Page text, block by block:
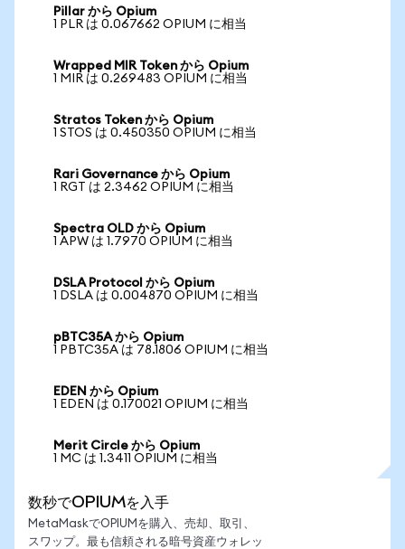
Pillar から Opium
1 PLR は 0.067662 OPIUM に相当
Wrapped MIR Token から Opium
1 MIR は 0.269483 OPIUM に相当
Stratos Token から Opium
1 STOS は 0.450350 OPIUM に相当
Rari Governance から Opium
1 RGT は 2.3462 OPIUM に相当
Spectra OLD から Opium
1 APW は 1.7970 OPIUM に相当
DSLA Protocol から Opium
1 DSLA は 0.004870 OPIUM に相当
pBTC35A から Opium
1 PBTC35A は 78.1806 OPIUM に相当
EDEN から Opium
1 EDEN は 0.170021 OPIUM に相当
Merit Circle から Opium
1 MC は 1.3411 OPIUM に相当
数秒でOPIUMを入手
MetaMaskでOPIUMを購入、売却、取引、
スワップ。最も信頼される暗号資産ウォレッ